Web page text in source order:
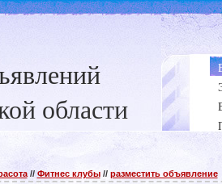
области
// Фитнес клубы// разместить объявление